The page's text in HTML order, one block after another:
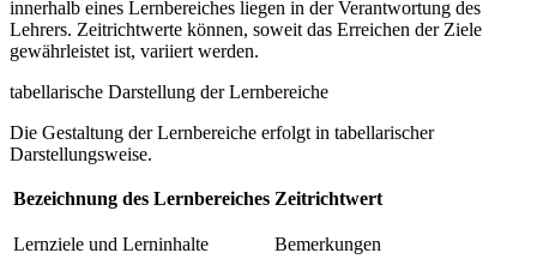
innerhalb eines Lernbereiches liegen in der Verantwortung des
Lehrers. Zeitrichtwerte können, soweit das Erreichen der Ziele
gewährleistet ist, variiert werden.
tabellarische Darstellung der Lernbereiche
Die Gestaltung der Lernbereiche erfolgt in tabellarischer
Darstellungsweise.
Bezeichnung des Lernbereiches Zeitrichtwert
Lernziele und Lerninhalte Bemerkungen